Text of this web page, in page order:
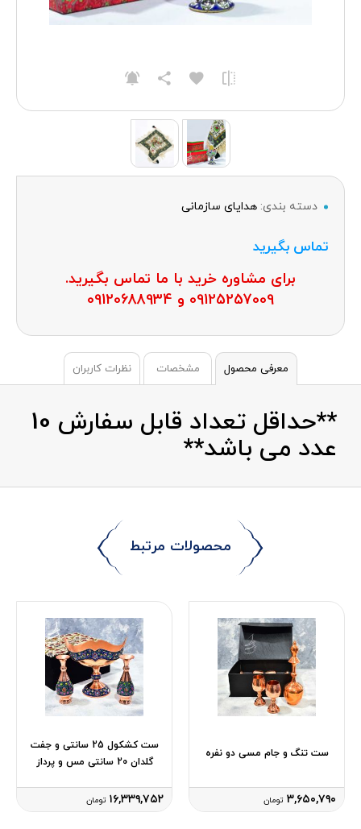
دسته بندی: هدایای سازمانی
تماس بگیرید
برای مشاوره خرید با ما تماس بگیرید.
09125257009 و 09120688934
معرفی محصول مشخصات نظرات کاربران
**حداقل تعداد قابل سفارش 10
عدد می باشد**
محصولات مرتبط
ست تنگ و جام مسی دو نفره
۳,۶۵۰,۷۹۰ تومان
ست کشکول 25 سانتی و جفت
گلدان 20 سانتی مس و پرداز
۱۶,۳۳۹,۷۵۲ تومان